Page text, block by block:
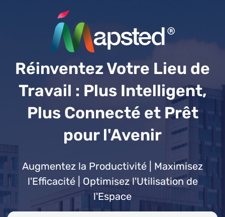
Réinventez Votre Lieu de
Travail : Plus Intelligent,
Plus Connecté et Prêt
pour l'Avenir
Augmentez la Productivité | Maximisez
l'Efficacité | Optimisez l'Utilisation de
l'Espace